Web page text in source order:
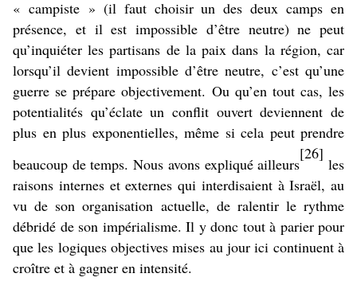
« campiste » (il faut choisir un des deux camps en
présence, et il est impossible d’être neutre) ne peut
qu’inquiéter les partisans de la paix dans la région, car
lorsqu’il devient impossible d’être neutre, c’est qu’une
guerre se prépare objectivement. Ou qu’en tout cas, les
potentialités qu’éclate un conflit ouvert deviennent de
plus en plus exponentielles, même si cela peut prendre
beaucoup de temps. Nous avons expliqué ailleurs
[26]
les
raisons internes et externes qui interdisaient à Israël, au
vu de son organisation actuelle, de ralentir le rythme
débridé de son impérialisme. Il y donc tout à parier pour
que les logiques objectives mises au jour ici continuent à
croître et à gagner en intensité.